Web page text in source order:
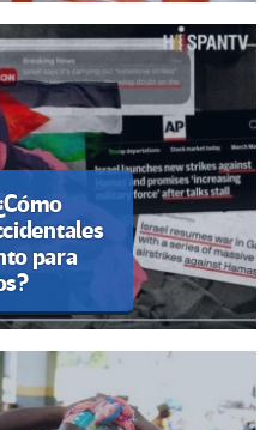
para